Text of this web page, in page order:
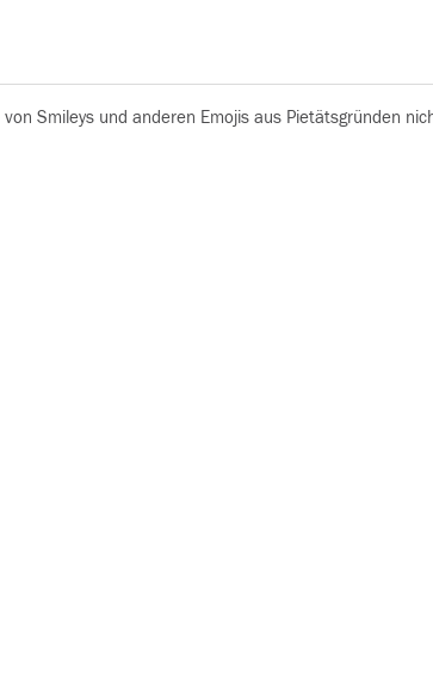
Smileys und anderen Emojis aus Pietätsgründen